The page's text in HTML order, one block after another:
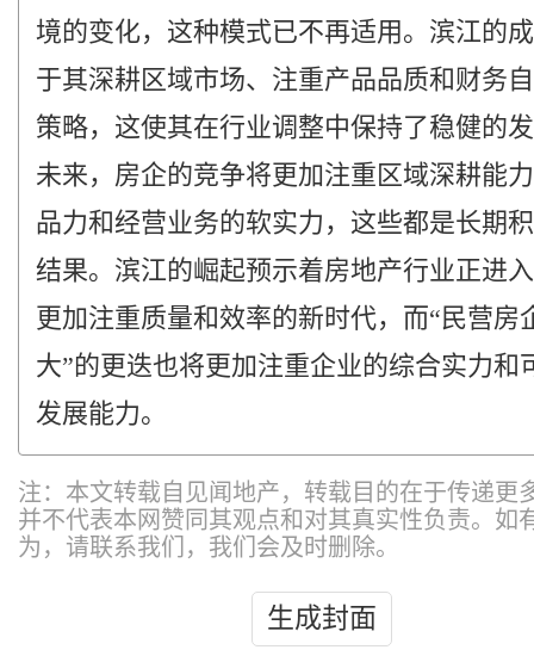
境的变化，这种模式已不再适用。滨江的
于其深耕区域市场、注重产品品质和财务
策略，这使其在行业调整中保持了稳健的
未来，房企的竞争将更加注重区域深耕能
品力和经营业务的软实力，这些都是长期
结果。滨江的崛起预示着房地产行业正进
更加注重质量和效率的新时代，而“民营房
大”的更迭也将更加注重企业的综合实力和
发展能力。
注：本文转载自见闻地产，转载目的在于传递更
并不代表本网赞同其观点和对其真实性负责。如
为，请联系我们，我们会及时删除。
生成封面